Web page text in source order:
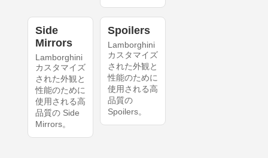
Side
Mirrors
Lamborghini
カスタマイズ
された外観と
性能のために
使用される高
品質の Side
Mirrors。
Spoilers
Lamborghini
カスタマイズ
された外観と
性能のために
使用される高
品質の
Spoilers。